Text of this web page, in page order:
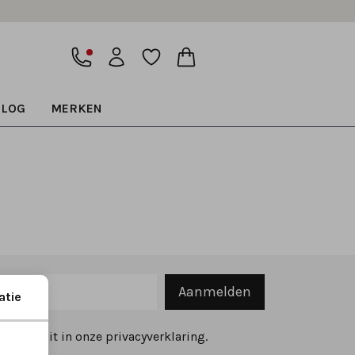
MERKEN
Aanmelden
Bekijk dit in onze privacyverklaring.